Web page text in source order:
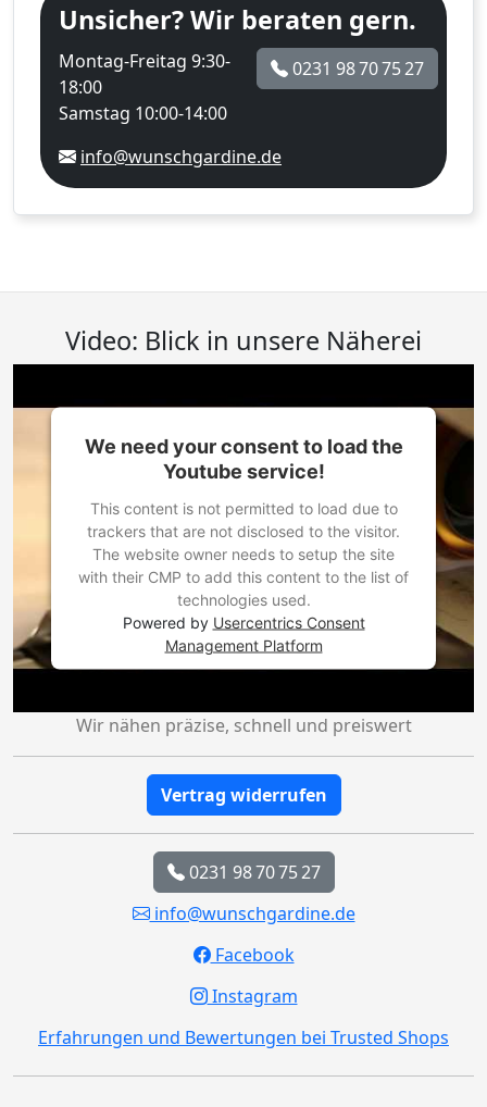
Unsicher? Wir beraten gern.
Montag-Freitag 9:30-
18:00
Samstag 10:00-14:00
0231 98 70 75 27
info@wunschgardine.de
Video: Blick in unsere Näherei
We need your consent to load the
Youtube service!
This content is not permitted to load due to
trackers that are not disclosed to the visitor.
The website owner needs to setup the site
with their CMP to add this content to the list of
technologies used.
Powered by Usercentrics Consent
Management Platform
Wir nähen präzise, schnell und preiswert
Vertrag widerrufen
0231 98 70 75 27
info@wunschgardine.de
Facebook
Instagram
Erfahrungen und Bewertungen bei Trusted Shops